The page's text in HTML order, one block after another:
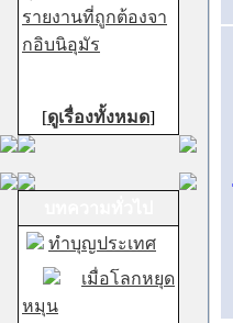
รายงานที่ถูกต้องจา
กอิบนิอุมัร
[ดูเรื่องทั้งหมด]
ทำบุญประเทศ
เมื่อโลกหยุด
หมุน